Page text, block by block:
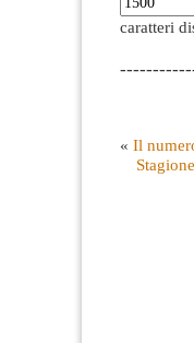
caratteri
« Il